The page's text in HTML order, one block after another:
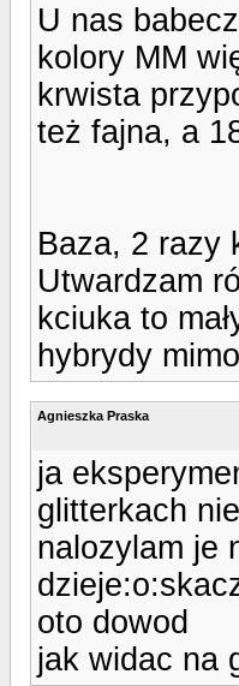
U nas
kolory MM
krwista
też fajna, a
Baza, 2 razy
Utwardzam
kciuka to
hybrydy
Agnieszka Praska
ja
glitterkach
nalozylam je
oto dowod
jak widac na